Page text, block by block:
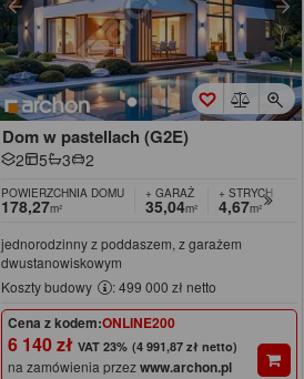
Dom w pastellach (G2E)
2 5 3 2
POWIERZCHNIA DOMU
178,27m²
+ GARAŻ
35,04m²
+ STRYCH
4,67m²
jednorodzinny z poddaszem, z garażem
dwustanowiskowym
Koszty budowy
: 499 000 zł netto
Cena z kodem:ONLINE200
6 140 zł (4 991,87 zł netto)
na zamówienia przezwww.archon.pl